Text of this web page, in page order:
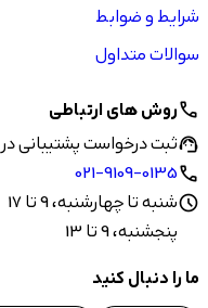
شرایط و ضوابط
سوالات متداول
callروش های ارتباطی
support_agentثبت درخواست پشتیبانی در
call
021-9109-0135
scheduleشنبه تا چهارشنبه، 9 تا 17
پنجشنبه، 9 تا 13
ما را دنبال کنید